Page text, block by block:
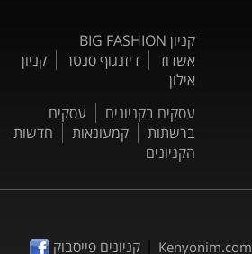
קניון BIG FASHION
אשדוד
דיזנגוף סנטר
קניון
אילון
עסקים בקניונים
עסקים
ברשתות
קמעונאות
חדשות
הקניונים
Kenyonim.com
|קניונים פייסבוק